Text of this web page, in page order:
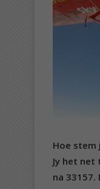
Hoe stem
Jy het net
na 33157.